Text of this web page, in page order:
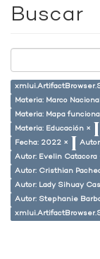
Buscar
Materia: Marco
Materia: Mapa
Materia: Educación ×
Fecha: 2022 ×
Autor: Evelin Catacora
Autor: Cristhian
Autor: Lady Sihuay
Autor: Stephanie